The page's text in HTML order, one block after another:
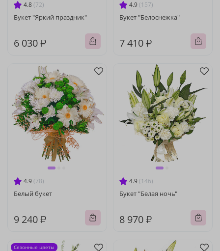
4.8 (72)
Букет "Яркий праздник"
6 030 ₽
4.9 (157)
Букет "Белоснежка"
7 410 ₽
4.9 (78)
Белый букет
9 240 ₽
4.9 (146)
Букет "Белая ночь"
8 970 ₽
Сезонные цветы